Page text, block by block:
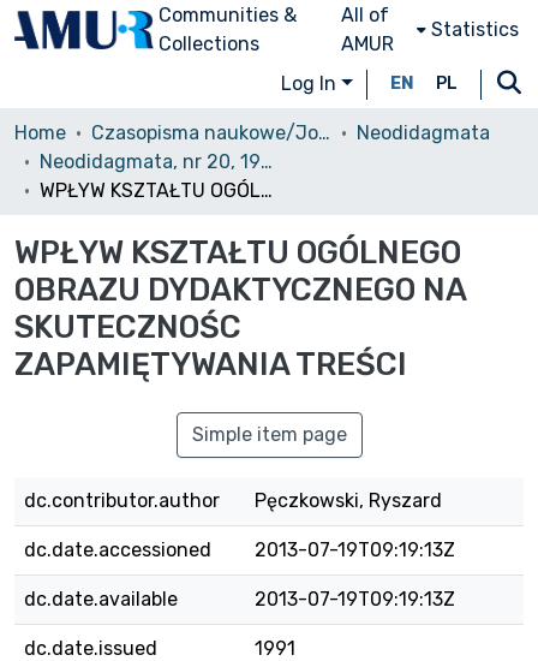
Communities &
Collections
All of
AMUR
Statistics
Log In EN PL
Home Czasopisma naukowe/Journals
Neodidagmata
Neodidagmata, nr 20, 1991
WPŁYW KSZTAŁTU OGÓLNEGO OBRAZU DYDAKTYCZNEGO NA SKUTECZNOŚC ZAPAMIĘTYWANIA TREŚCI
WPŁYW KSZTAŁTU OGÓLNEGO
OBRAZU DYDAKTYCZNEGO NA
SKUTECZNOŚC
ZAPAMIĘTYWANIA TREŚCI
Simple item page
dc.contributor.author Pęczkowski, Ryszard
dc.date.accessioned 2013-07-19T09:19:13Z
dc.date.available 2013-07-19T09:19:13Z
dc.date.issued 1991